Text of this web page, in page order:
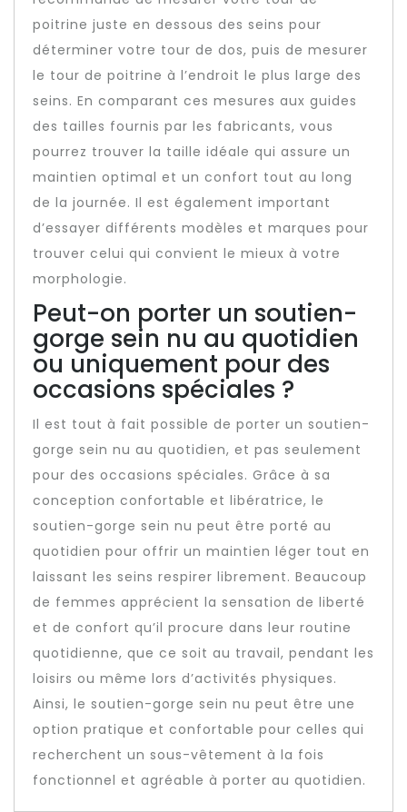
poitrine juste en dessous des seins pour
déterminer votre tour de dos, puis de mesurer
le tour de poitrine à l’endroit le plus large des
seins. En comparant ces mesures aux guides
des tailles fournis par les fabricants, vous
pourrez trouver la taille idéale qui assure un
maintien optimal et un confort tout au long
de la journée. Il est également important
d’essayer différents modèles et marques pour
trouver celui qui convient le mieux à votre
morphologie.
Peut-on porter un soutien-
gorge sein nu au quotidien
ou uniquement pour des
occasions spéciales ?
Il est tout à fait possible de porter un soutien-
gorge sein nu au quotidien, et pas seulement
pour des occasions spéciales. Grâce à sa
conception confortable et libératrice, le
soutien-gorge sein nu peut être porté au
quotidien pour offrir un maintien léger tout en
laissant les seins respirer librement. Beaucoup
de femmes apprécient la sensation de liberté
et de confort qu’il procure dans leur routine
quotidienne, que ce soit au travail, pendant les
loisirs ou même lors d’activités physiques.
Ainsi, le soutien-gorge sein nu peut être une
option pratique et confortable pour celles qui
recherchent un sous-vêtement à la fois
fonctionnel et agréable à porter au quotidien.